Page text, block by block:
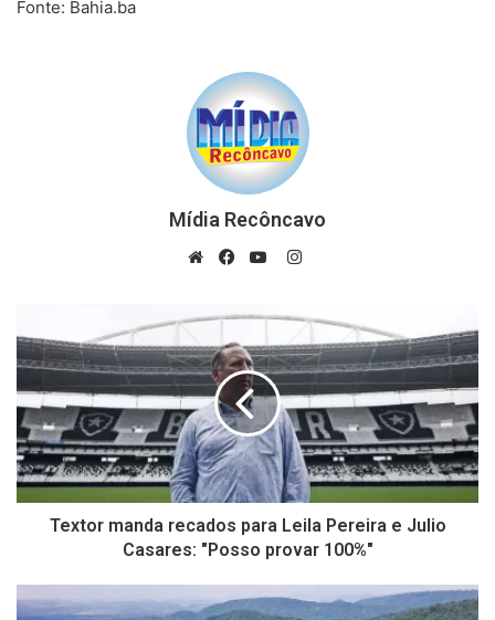
Fonte: Bahia.ba
Mídia Recôncavo
Instagram
Textor manda recados para Leila Pereira e Julio
Casares: "Posso provar 100%"